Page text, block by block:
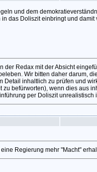
und dem
das Doliszit einbringt und
der Redax mit der Absicht
Wir bitten daher darum,
Detail inhaltlich zu prüfen und
zu befürworten), wenn dies aus
per Doliszit unrealistisch
eine Regierung mehr "Macht"